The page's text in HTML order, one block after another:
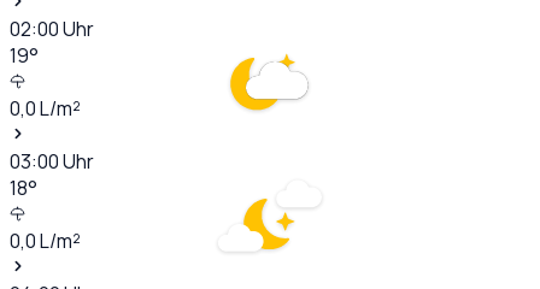
02:00Uhr
19°
0,0L/m²
03:00Uhr
18°
0,0L/m²